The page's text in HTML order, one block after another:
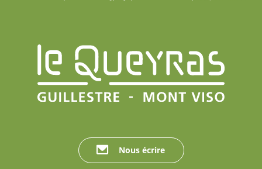
Nous écrire